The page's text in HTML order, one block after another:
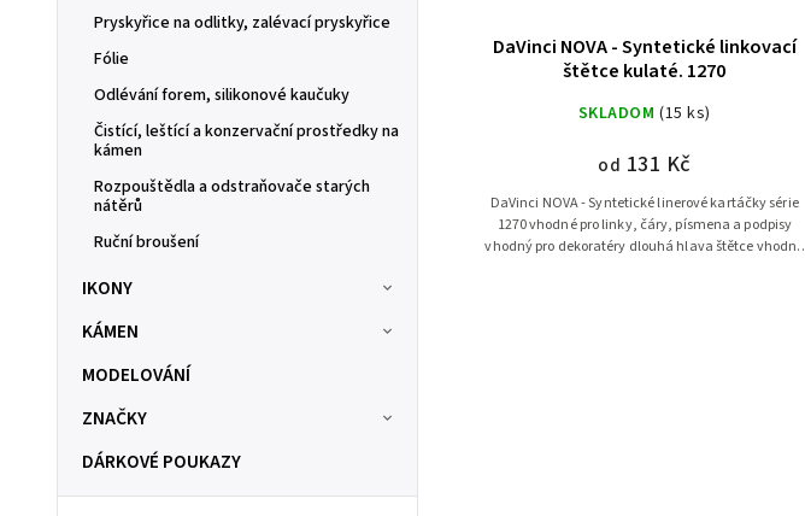
Pryskyřice na odlitky, zalévací pryskyřice
Fólie
Odlévání forem, silikonové kaučuky
Čistící, leštící a konzervační prostředky na
kámen
Rozpouštědla a odstraňovače starých
nátěrů
Ruční broušení
IKONY
KÁMEN
MODELOVÁNÍ
ZNAČKY
DÁRKOVÉ POUKAZY
DaVinci NOVA - Syntetické linkovací
štětce kulaté. 1270
SKLADOM (15 ks)
od 131 Kč
DaVinci NOVA - Syntetické linerové kartáčky série
1270 vhodné pro linky, čáry, písmena a podpisy
vhodný pro dekoratéry dlouhá hlava štětce vhodný